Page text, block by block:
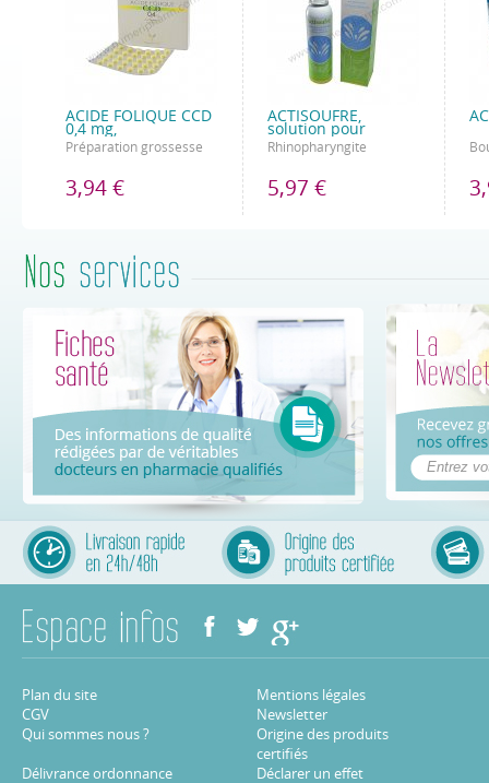
ACIDE FOLIQUE CCD
0,4 mg,
Préparation grossesse
3,94 €
ACTISOUFRE,
solution pour
Rhinopharyngite
5,97 €
Plan du site
Mentions légales
CGV
Newsletter
Qui sommes nous ?
Origine des produits
certifiés
Délivrance ordonnance
Déclarer un effet